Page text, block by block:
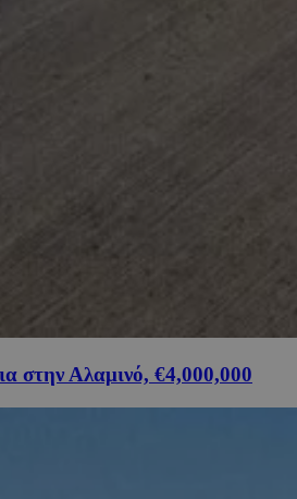
στην Αλαμινό, €4,000,000